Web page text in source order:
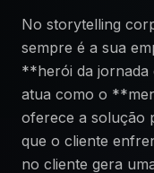
No storytelling
sempre é a sua
**herói da jornada
atua como o
oferece a solução
que o cliente
no cliente gera